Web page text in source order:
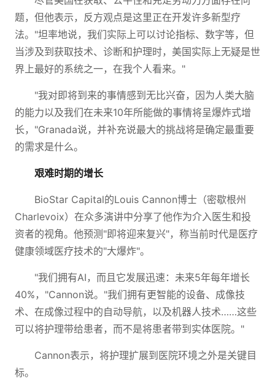
题，但他表示，反方观点是这里正在开发许多新型疗
法。"坦率地说，我们实际上可以讨论指标、数字等，但
当涉及到获取技术、诊断和护理时，美国实际上无疑是世
界上最好的系统之一，在我个人看来。"
"我对即将到来的事情感到无比兴奋，因为人类大脑
的能力以及我们在未来10年所能做的事情将呈爆炸式增
长，"Granada说，并补充说最大的挑战将是确定最重要
的需求是什么。
艰难时期的增长
BioStar Capital的Louis Cannon博士（密歇根州
Charlevoix）在众多演讲中分享了他作为介入医生和投
资者的视角。他预测"即将迎来复兴"，称当前时代是医疗
健康领域医疗技术的"大爆炸"。
"我们拥有AI，而且它发展迅速：未来5年每年增长
40%，"Cannon说。"我们拥有更智能的设备、成像技
术、在成像过程中的自动导航，以及机器人技术……这些
可以将护理带给患者，而不是将患者带到实体医院。"
Cannon表示，将护理扩展到医院环境之外是关键目
标。